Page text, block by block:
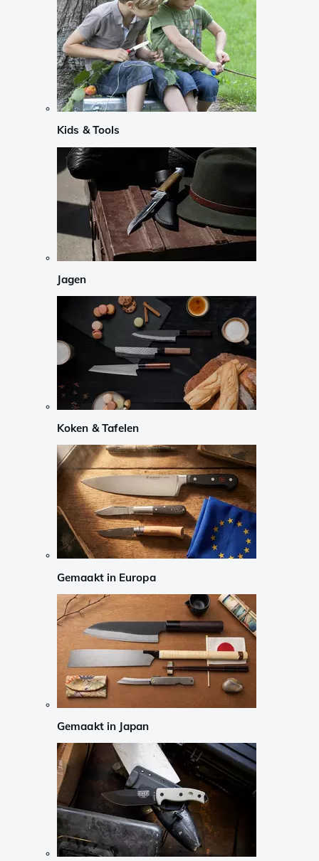
Kids & Tools
Jagen
Koken & Tafelen
Gemaakt in Europa
Gemaakt in Japan